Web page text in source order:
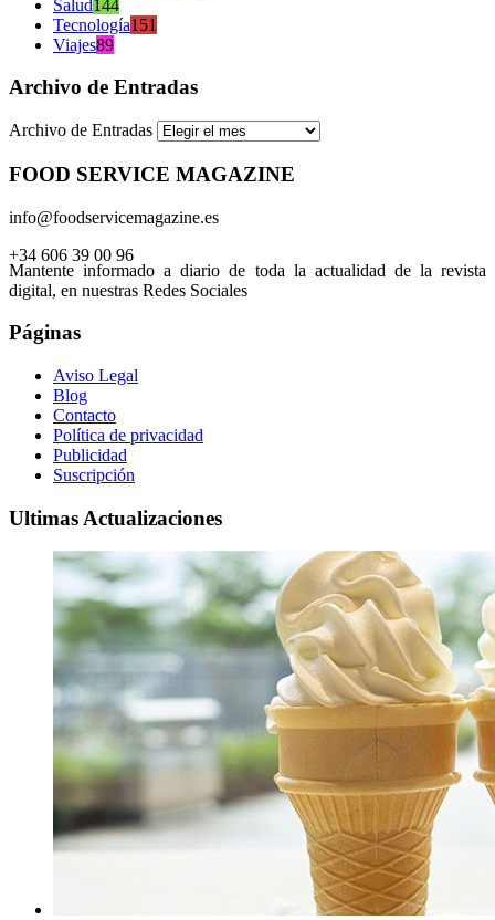
Salud144
Tecnología151
Viajes89
Archivo de Entradas
Archivo de Entradas
FOOD SERVICE MAGAZINE
info@foodservicemagazine.es
+34 606 39 00 96
Mantente informado a diario de toda la actualidad de la revista
digital, en nuestras Redes Sociales
Páginas
Aviso Legal
Blog
Contacto
Política de privacidad
Publicidad
Suscripción
Ultimas Actualizaciones